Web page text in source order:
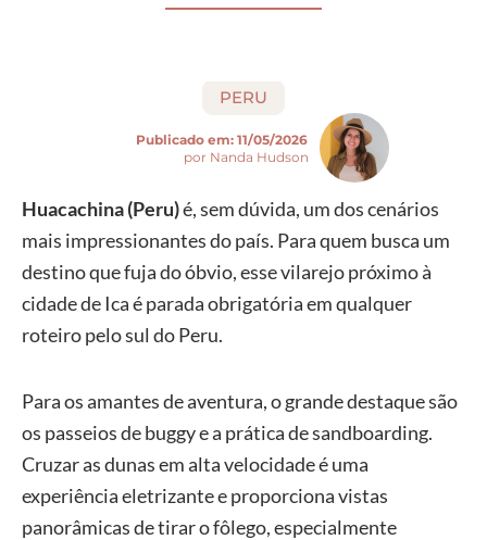
PERU
Publicado em: 11/05/2026
por Nanda Hudson
Huacachina (Peru)é, sem dúvida, um dos cenários
mais impressionantes do país. Para quem busca um
destino que fuja do óbvio, esse vilarejo próximo à
cidade de Ica é parada obrigatória em qualquer
roteiro pelo sul do Peru.
Para os amantes de aventura, o grande destaque são
os passeios de buggy e a prática de sandboarding.
Cruzar as dunas em alta velocidade é uma
experiência eletrizante e proporciona vistas
panorâmicas de tirar o fôlego, especialmente